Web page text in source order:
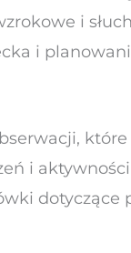
i
i
i
dotyczące